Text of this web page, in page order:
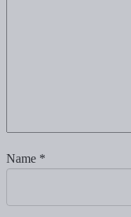
Name *